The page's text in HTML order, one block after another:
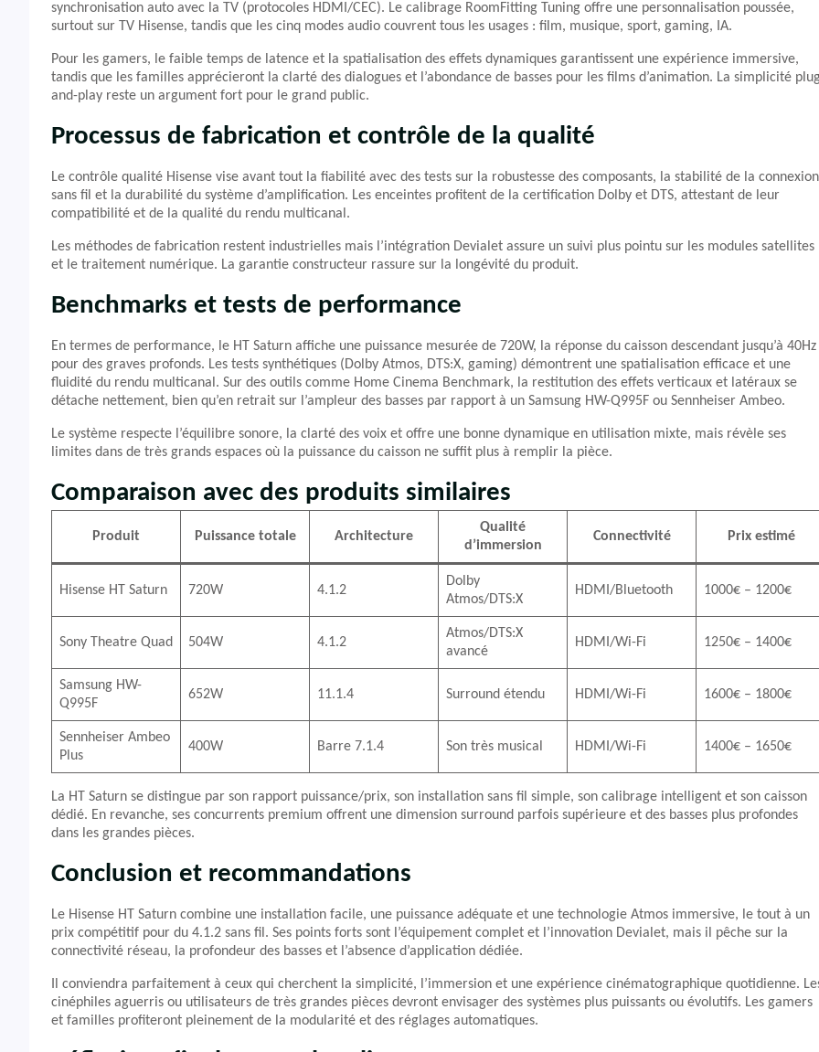
synchronisation auto avec la TV (protocoles HDMI/CEC). Le calibrage RoomFitting Tuning offre une personnalisation poussée,
surtout sur TV Hisense, tandis que les cinq modes audio couvrent tous les usages : film, musique, sport, gaming, IA.
Pour les gamers, le faible temps de latence et la spatialisation des effets dynamiques garantissent une expérience immersive,
tandis que les familles apprécieront la clarté des dialogues et l’abondance de basses pour les films d’animation. La simplicité
and-play reste un argument fort pour le grand public.
Processus de fabrication et contrôle de la qualité
Le contrôle qualité Hisense vise avant tout la fiabilité avec des tests sur la robustesse des composants, la stabilité de la connexion
sans fil et la durabilité du système d’amplification. Les enceintes profitent de la certification Dolby et DTS, attestant de leur
compatibilité et de la qualité du rendu multicanal.
Les méthodes de fabrication restent industrielles mais l’intégration Devialet assure un suivi plus pointu sur les modules satellites
et le traitement numérique. La garantie constructeur rassure sur la longévité du produit.
Benchmarks et tests de performance
En termes de performance, le HT Saturn affiche une puissance mesurée de 720W, la réponse du caisson descendant jusqu’à 40Hz
pour des graves profonds. Les tests synthétiques (Dolby Atmos, DTS:X, gaming) démontrent une spatialisation efficace et une
fluidité du rendu multicanal. Sur des outils comme Home Cinema Benchmark, la restitution des effets verticaux et latéraux se
détache nettement, bien qu’en retrait sur l’ampleur des basses par rapport à un Samsung HW-Q995F ou Sennheiser Ambeo.
Le système respecte l’équilibre sonore, la clarté des voix et offre une bonne dynamique en utilisation mixte, mais révèle ses
limites dans de très grands espaces où la puissance du caisson ne suffit plus à remplir la pièce.
Comparaison avec des produits similaires
Produit Puissance totale Architecture
Qualité
d’immersion
Connectivité Prix estimé
Hisense HT Saturn 720W 4.1.2
Dolby
Atmos/DTS:X
HDMI/Bluetooth 1000€ – 1200€
Sony Theatre Quad 504W 4.1.2
Atmos/DTS:X
avancé
HDMI/Wi-Fi 1250€ – 1400€
Samsung HW-
Q995F
652W 11.1.4 Surround étendu HDMI/Wi-Fi 1600€ – 1800€
Sennheiser Ambeo
Plus
400W Barre 7.1.4 Son très musical HDMI/Wi-Fi 1400€ – 1650€
La HT Saturn se distingue par son rapport puissance/prix, son installation sans fil simple, son calibrage intelligent et son caisson
dédié. En revanche, ses concurrents premium offrent une dimension surround parfois supérieure et des basses plus profondes
dans les grandes pièces.
Conclusion et recommandations
Le Hisense HT Saturn combine une installation facile, une puissance adéquate et une technologie Atmos immersive, le tout à un
prix compétitif pour du 4.1.2 sans fil. Ses points forts sont l’équipement complet et l’innovation Devialet, mais il pêche sur la
connectivité réseau, la profondeur des basses et l’absence d’application dédiée.
Il conviendra parfaitement à ceux qui cherchent la simplicité, l’immersion et une expérience cinématographique quotidienne.
cinéphiles aguerris ou utilisateurs de très grandes pièces devront envisager des systèmes plus puissants ou évolutifs. Les gamers
et familles profiteront pleinement de la modularité et des réglages automatiques.